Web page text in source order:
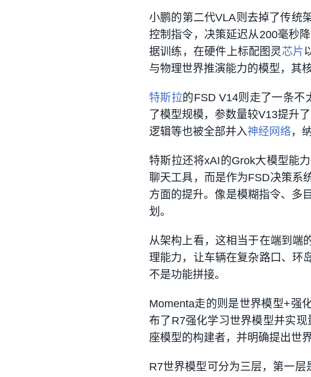
小鹏的第二代VLA则去掉了传统
控制指令，决策延迟从200毫秒
据训练，在硬件上标配图灵 芯片
与物理世界推演能力的模型，其
特斯拉的FSD V14则走了一条不
了模型规模，参数量较V13提升
逻辑等也被全部并入神经网络，
特斯拉还将xAI的Grok大模型能
聊天工具，而是作为FSD决策系
方面的提升。像是模糊指令、多
划。
从架构上看，这相当于在端到端
理能力，让车辆在复杂路口、环
不是功能拼接。
Momenta走的则是世界模型+强
布了R7强化学习世界模型并实
座模型的构建者，并明确提出世
R7世界模型可分为三层，第一